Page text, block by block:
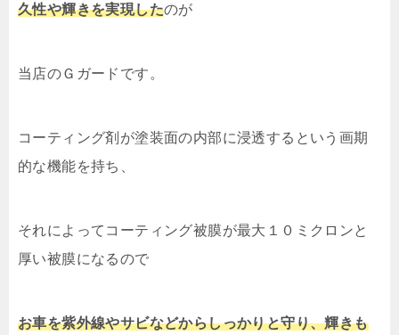
久性や輝きを実現したのが
当店のＧガードです。
コーティング剤が塗装面の内部に浸透するという画期
的な機能を持ち、
それによってコーティング被膜が最大１０ミクロンと
厚い被膜になるので
お車を紫外線やサビなどからしっかりと守り、輝きも